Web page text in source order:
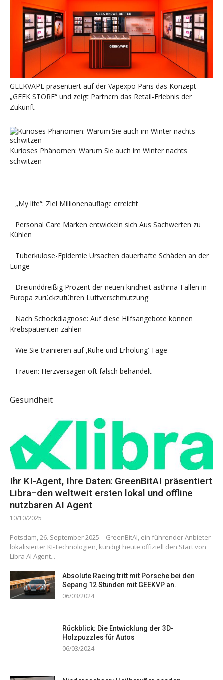
GEEKVAPE präsentiert auf der Vapexpo Paris das Konzept
„GEEK STORE“ und zeigt Partnern das Retail-Erlebnis der
Zukunft
Kurioses Phänomen: Warum Sie auch im Winter nachts
schwitzen
„My life“: Ziel Millionenauflage erreicht
Personal Care Marken entwickeln sich Aus Sachwerten zu
Kühlen
Tuberkulose-Epidemie Ursachen dauerhafte Schäden an der
Lunge
Dreiunddreißig Prozent der neuen kindheit asthma-Fällen in
Europa zurückzuführen Luftverschmutzung
Nach Schockdiagnose: Auf diese Hilfsangebote können
Krebspatienten zählen
Wie Sie trainieren auf ‚Ruhe und Erholung‘ Tage
Frauen: Herzversagen oft falsch behandelt
Gesundheit
Ihr KI-Agent, Ihre Daten: GreenBitAI präsentiert
Libra–den weltweit ersten lokal und offline
nutzbaren AI Agent
10/10/2025
Potsdam, 26. September 2025 – GreenBitAI, ein führender Anbieter
lokalisierter KI-Technologien, kündigt heute offiziell den Start von
Libra AI Agent...
Absolute Racing tritt mit Porsche bei den
Sepang 12 Stunden mit GEEKVP an.
06/03/2024
Rückblick: Die Entwicklung der 3D-
Holzpuzzles für Autos
06/03/2024